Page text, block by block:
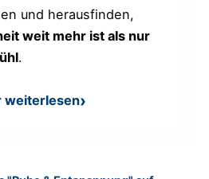
und herausfinden,
weit mehr ist als nur
.
weiterlesen
: Zufriedenheit lernen –